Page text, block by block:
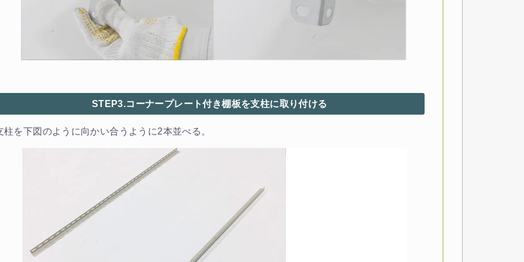
STEP3.コーナープレート付き棚板を支柱に取り付ける
柱を下図のように向かい合うように2本並べる。
カートに追加しました。
ールラック3台以上の場合、見積書にてお値引き保証いたします！